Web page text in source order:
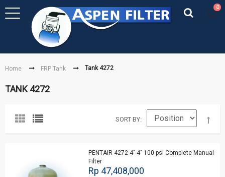
0
Home FRP Tank Tank 4272
TANK 4272
SORT BY
PENTAIR 4272 4"-4" 100 psi Complete Manual
Filter
Rp 47,408,000